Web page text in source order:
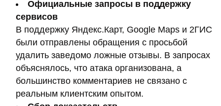
Рис. 5. Падение популярности брендовых